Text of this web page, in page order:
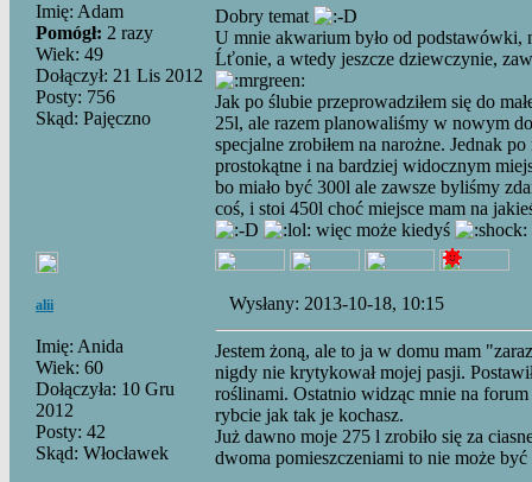
Imię: Adam
Pomógł: 2 razy
Wiek: 49
Dołączył: 21 Lis 2012
Posty: 756
Skąd: Pajęczno
Dobry temat
U mnie akwarium było od podstawówki,
Ĺťonie, a wtedy jeszcze dziewczynie,
Jak po ślubie przeprowadziłem się do
25l, ale razem planowaliśmy w nowym
specjalne zrobiłem na narożne. Jednak
prostokątne i na bardziej widocznym
bo miało być 300l ale zawsze byliśmy
coś, i stoi 450l choć miejsce mam na
więc może kiedyś
alii
Imię: Anida
Wiek: 60
Dołączyła: 10 Gru
2012
Posty: 42
Skąd: Włocławek
Wysłany: 2013-10-18, 10:15
Jestem żoną, ale to ja w domu mam
nigdy nie krytykował mojej pasji.
roślinami. Ostatnio widząc mnie na
rybcie jak tak je kochasz.
Już dawno moje 275 l zrobiło się za
dwoma pomieszczeniami to nie może